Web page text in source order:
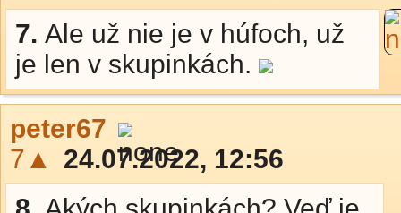
7. Ale už nie je v húfoch, už
je len v skupinkách.
peter67
7▲
24.07.2022, 12:56